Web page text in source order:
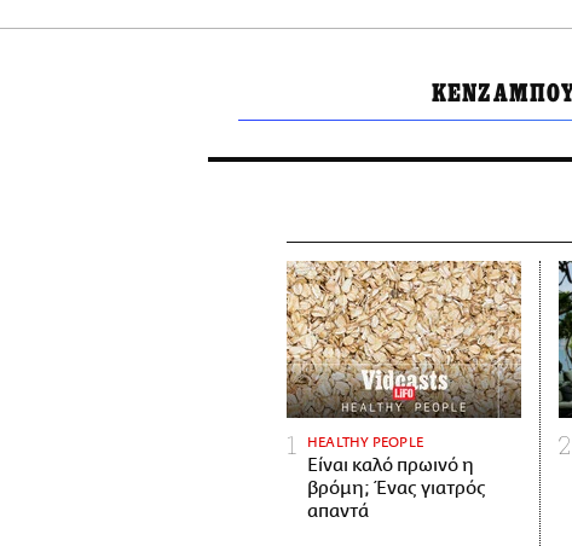
HEALTHY PEOPLE
Είναι καλό πρωινό η
βρόμη; Ένας γιατρός
απαντά